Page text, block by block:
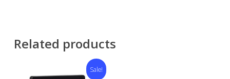
Related products
Sale!